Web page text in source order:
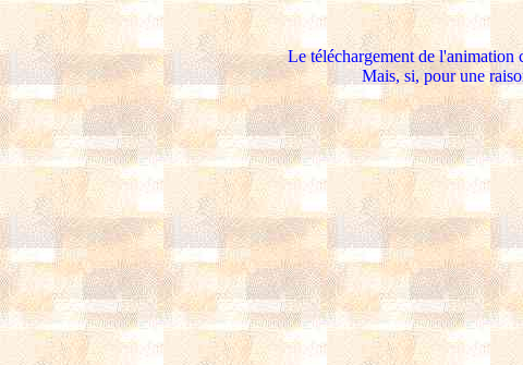
Le téléchargement de l'animation
Mais, si, pour une